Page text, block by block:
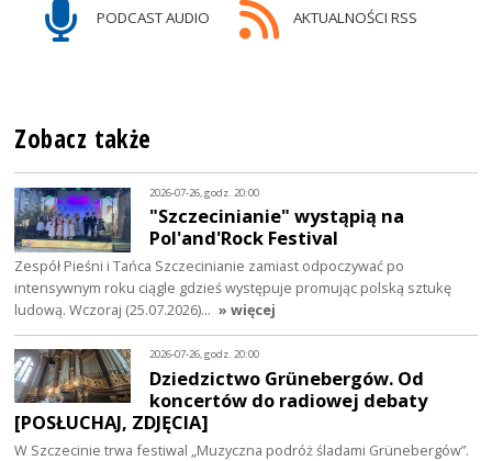
PODCAST AUDIO AKTUALNOŚCI RSS
Zobacz także
2026-07-26, godz. 20:00
"Szczecinianie" wystąpią na
Pol'and'Rock Festival
Zespół Pieśni i Tańca Szczecinianie zamiast odpoczywać po
intensywnym roku ciągle gdzieś występuje promując polską sztukę
ludową. Wczoraj (25.07.2026)… » więcej
2026-07-26, godz. 20:00
Dziedzictwo Grünebergów. Od
koncertów do radiowej debaty
[POSŁUCHAJ, ZDJĘCIA]
W Szczecinie trwa festiwal „Muzyczna podróż śladami Grünebergów”.